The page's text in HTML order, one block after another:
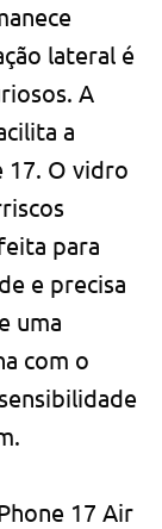
lateral é
A
a
17. O vidro
para
e precisa
uma
com o
17 Air